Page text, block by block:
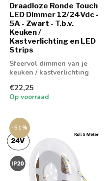
Draadloze Ronde Touch
LED Dimmer 12/24Vdc -
5A - Zwart - T.b.v.
Keuken /
Kastverlichting en LED
Strips
Sfeervol dimmen van je
keuken / kastverlichting
€22,25
Op voorraad
-51%